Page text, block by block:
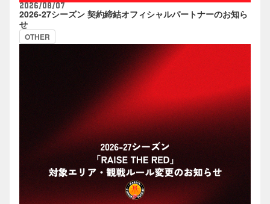
2026/08/07
2026-27シーズン 契約締結オフィシャルパートナーのお知ら
せ
OTHER